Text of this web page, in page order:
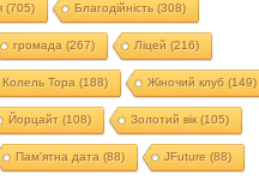
(705) Благодійність (308)
громада (267) Ліцей (216)
Колель Тора (188) Жіночий клуб (149)
Йорцайт (108) Золотий вік(105)
Пам'ятна дата (88) JFuture (88)